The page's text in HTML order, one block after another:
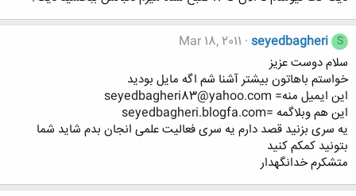
S
seyedbagheri
Mar 18, 2011
سلام دوست عزیز
خواستم باهاتون بیشتر آشنا شم اگه مایل بودید
این ایمیل منه= seyedbagheri83@yahoo.com
این هم وبلاگمه =seyedbagheri.blogfa.com
یه سری بزنید قصد دارم یه سری فعالیت علمی انجان بدم شاید شما
بتونید کمکم کنید
متشکرم خدانگهدار